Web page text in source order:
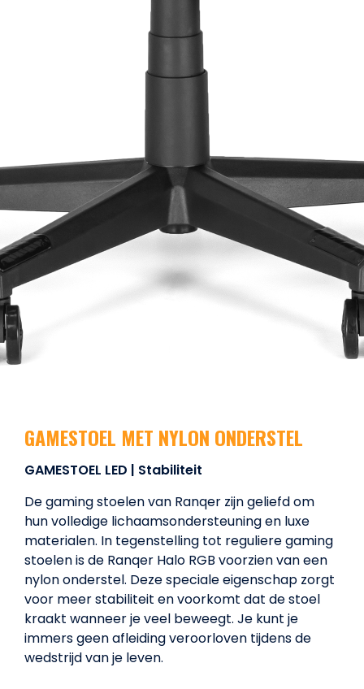
GAMESTOEL MET NYLON ONDERSTEL
GAMESTOEL LED | Stabiliteit
De gaming stoelen van Ranqer zijn geliefd om
hun volledige lichaamsondersteuning en luxe
materialen. In tegenstelling tot reguliere gaming
stoelen is de Ranqer Halo RGB voorzien van een
nylon onderstel. Deze speciale eigenschap zorgt
voor meer stabiliteit en voorkomt dat de stoel
kraakt wanneer je veel beweegt. Je kunt je
immers geen afleiding veroorloven tijdens de
wedstrijd van je leven.